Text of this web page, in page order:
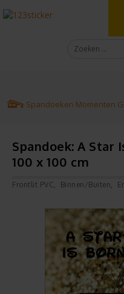
Spandoeken Momenten
Spandoek: A Star
100 x 100 cm
Frontlit PVC Binnen/Buiten